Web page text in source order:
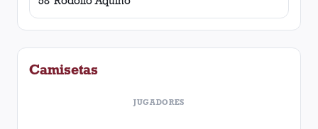
Camisetas
JUGADORES